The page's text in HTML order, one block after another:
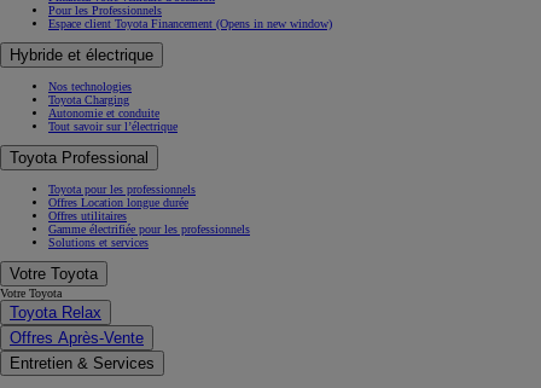
Pour les Professionnels
Espace client Toyota Financement (Opens in new window)
Hybride et électrique
Nos technologies
Toyota Charging
Autonomie et conduite
Tout savoir sur l’électrique
Toyota Professional
Toyota pour les professionnels
Offres Location longue durée
Offres utilitaires
Gamme électrifiée pour les professionnels
Solutions et services
Votre Toyota
Votre Toyota
Toyota Relax
Offres Après-Vente
Entretien & Services